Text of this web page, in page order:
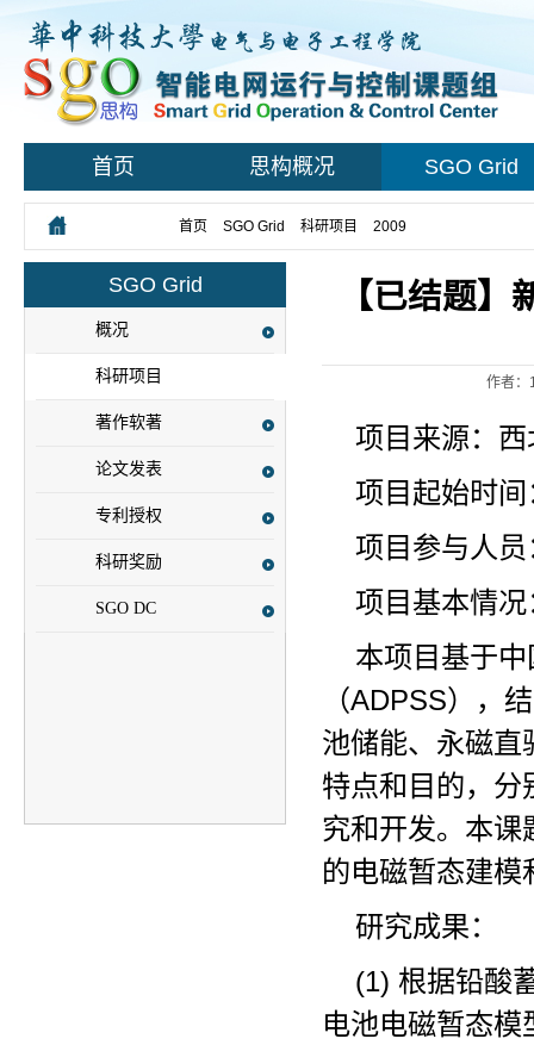
首页 思构概况 SGO Grid
首页 SGO Grid 科研项目 2009
SGO Grid
概况
科研项目
著作软著
论文发表
专利授权
科研奖励
SGO DC
【已结题
作者：
项目来源：
项目起始时
项目参与人
项目基本情况
本项目基于
（ADPSS），
池储能、永磁直
特点和目的，分
究和开发。本课
的电磁暂态建模
研究成果：
(1) 根据铅酸
电池电磁暂态